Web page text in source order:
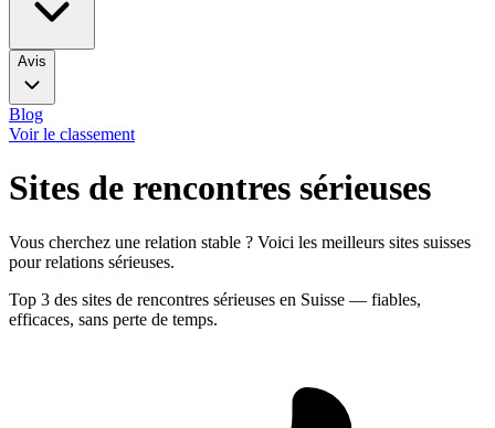
Avis
Blog
Voir le classement
Sites de rencontres sérieuses
Vous cherchez une relation stable ? Voici les meilleurs sites suisses
pour relations sérieuses.
Top 3 des sites de rencontres sérieuses en Suisse — fiables,
efficaces, sans perte de temps.